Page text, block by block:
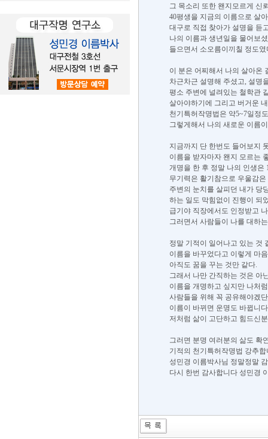
그 목소리 또한 왠지모르게 신
40평생을 지금의 이름으로 살
대구로 직접 찾아가 설명을 듣
나의 이름과 생년일을 물어보
들으면서 소오름이끼칠 정도였
이 분은 어찌해서 나의 살아온
차근차근 설명해 주셨고, 설명
평소 주변에 널려있는 철학관
살아야하기에 그리고 버거운
천기특허작명법은 약5~7일정
그렇게해서 나의 새로운 이름
지금까지 단 한번도 들어보지
이름을 받자마자 왠지 모르는
개명을 한 후 정말 나의 인생은
무기력은 활기참으로 우울감
주변의 눈치를 살피던 내가 당
하는 일도 막힘없이 진행이 되
급기야 직장에서도 인정받고
그러면서 사람들이 나를 대하
정말 기적이 일어나고 있는 것
이름을 바꾸었다고 이렇게 마
아직도 꿈을 꾸는 것만 같다.
그래서 나만 간직하는 것은 아
이름을 개명하고 싶지만 나처
사람들을 위해 꼭 공유해야겠
이름이 바뀌면 운명도 바뀝니
저처럼 삶이 고단하고 힘드신
그러면 분명 여러분의 삶도 확
기적의 천기특허작명법 강추
성민경 이름박사님 정말정말
다시 한번 감사합니다 성민경